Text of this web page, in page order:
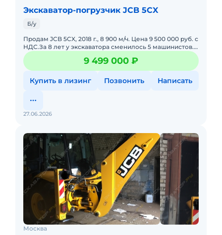
Экскаватор-погрузчик JCB 5CX
Б/у
Продам JCB 5CX, 2018 г., 8 900 м/ч. Цена 9 500 000 руб. с
НДС.За 8 лет у экскаватора сменилось 5 машинистов.
Цените это. Знаю всю историю экскаватора от и до. Т
9 499 000 ₽
Купить в лизинг Позвонить Написать
27.06.2026
Москва